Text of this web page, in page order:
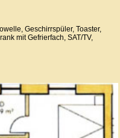
Geschirrspüler, Toaster,
mit Gefrierfach, SAT/TV,